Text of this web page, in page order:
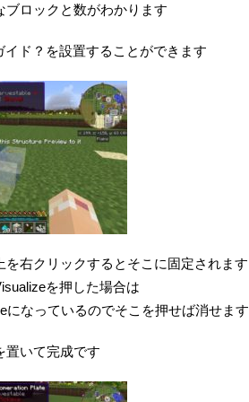
ブロックと数がわかります
ド？を設置することができます
を右クリックするとそこに固定されます
を押した場合は
になっているのでそこを押せば消せます
置いて完成です